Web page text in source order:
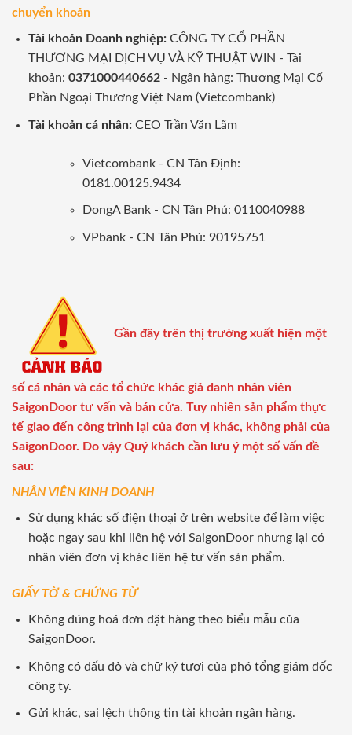
chuyển khoản
Tài khoản Doanh nghiệp:CÔNG TY CỔ PHẦN
THƯƠNG MẠI DỊCH VỤ VÀ KỸ THUẬT WIN - Tài
khoản: 0371000440662- Ngân hàng: Thương Mại Cổ
Phần Ngoại Thương Việt Nam (Vietcombank)
Tài khoản cá nhân: CEO Trần Văn Lãm
Vietcombank - CN Tân Định:
0181.00125.9434
DongA Bank - CN Tân Phú: 0110040988
VPbank - CN Tân Phú: 90195751
Gần đây trên thị trường xuất hiện một
số cá nhân và các tổ chức khác giả danh nhân viên
SaigonDoor tư vấn và bán cửa. Tuy nhiên sản phẩm thực
tế giao đến công trình lại của đơn vị khác, không phải của
SaigonDoor. Do vậy Quý khách cần lưu ý một số vấn đề
sau:
NHÂN VIÊN KINH DOANH
Sử dụng khác số điện thoại ở trên website để làm việc
hoặc ngay sau khi liên hệ với SaigonDoor nhưng lại có
nhân viên đơn vị khác liên hệ tư vấn sản phẩm.
GIẤY TỜ & CHỨNG TỪ
Không đúng hoá đơn đặt hàng theo biểu mẫu của
SaigonDoor.
Không có dấu đỏ và chữ ký tươi của phó tổng giám đốc
công ty.
Gửi khác, sai lệch thông tin tài khoản ngân hàng.